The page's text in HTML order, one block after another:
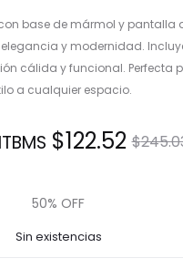
base de mármol y pantalla
y modernidad.
cálida y funcional. Perfecta
a cualquier espacio.
$
El
original
$122.52
El
50% OFF
Sin existencias